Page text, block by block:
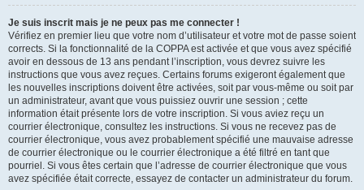
Je suis inscrit mais je ne peux pas me connecter !
Vérifiez en premier lieu que votre nom d’utilisateur et votre mot de passe soient
corrects. Si la fonctionnalité de la COPPA est activée et que vous avez spécifié
avoir en dessous de 13 ans pendant l’inscription, vous devrez suivre les
instructions que vous avez reçues. Certains forums exigeront également que
les nouvelles inscriptions doivent être activées, soit par vous-même ou soit par
un administrateur, avant que vous puissiez ouvrir une session ; cette
information était présente lors de votre inscription. Si vous aviez reçu un
courrier électronique, consultez les instructions. Si vous ne recevez pas de
courrier électronique, vous avez probablement spécifié une mauvaise adresse
de courrier électronique ou le courrier électronique a été filtré en tant que
pourriel. Si vous êtes certain que l’adresse de courrier électronique que vous
avez spécifiée était correcte, essayez de contacter un administrateur du forum.